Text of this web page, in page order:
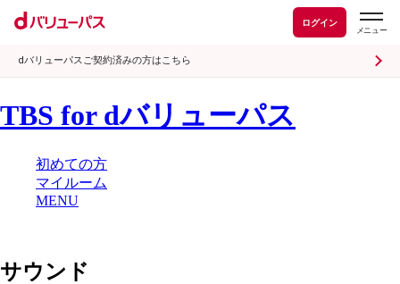
ログイン
dバリューパスご契約済みの方はこちら
TBS for dバリューパス
初めての方
マイルーム
MENU
サウンド